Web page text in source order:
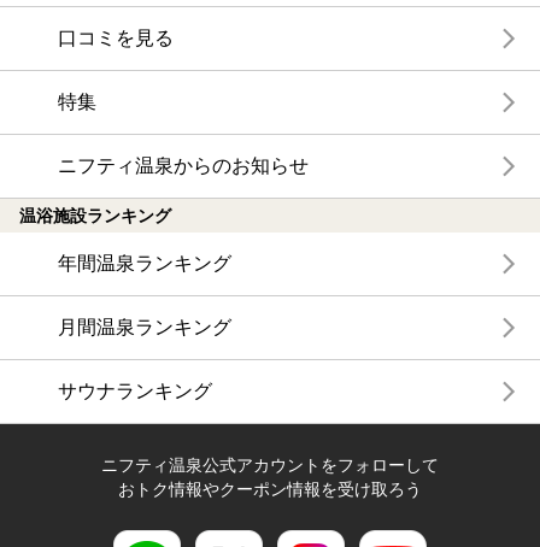
口コミを見る
特集
ニフティ温泉からのお知らせ
温浴施設ランキング
年間温泉ランキング
月間温泉ランキング
サウナランキング
ニフティ温泉公式アカウントをフォローして
おトク情報やクーポン情報を受け取ろう